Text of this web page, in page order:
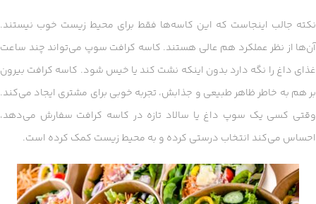
نکته جالب اینجاست که این کاسه‌ها فقط برای محیط زیست خوب نیستند.
آن‌ها از نظر عملکرد هم عالی هستند. کاسه کرافت سوپ می‌تواند چند ساعت
غذای داغ را نگه دارد بدون اینکه نشت کند یا خیس شود. کاسه کرافت بیرون
بر هم به خاطر ظاهر طبیعی و جذابش، تجربه خوبی برای مشتری ایجاد می‌کند.
وقتی کسی یک سوپ داغ یا سالاد تازه در کاسه کرافت سفارش می‌دهد،
احساس می‌کند انتخاب درستی کرده و به محیط زیست کمک کرده است.